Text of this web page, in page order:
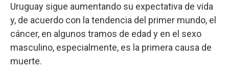
Uruguay sigue aumentando su expectativa de vida
y, de acuerdo con la tendencia del primer mundo, el
cáncer, en algunos tramos de edad y en el sexo
masculino, especialmente, es la primera causa de
muerte.